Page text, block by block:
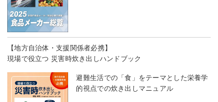
【地方自治体・支援関係者必携】
現場で役立つ 災害時炊き出しハンドブック
避難生活での「食」をテーマとした栄養学
的視点での炊き出しマニュアル